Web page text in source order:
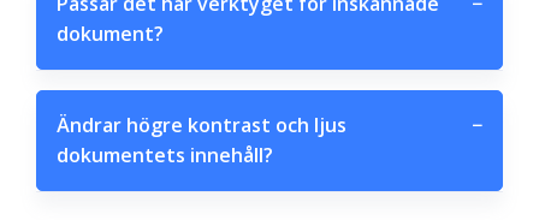
dokument?
Ändrar högre kontrast och ljus
dokumentets innehåll?
−